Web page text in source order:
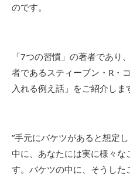
のです。
「7つの習慣」の著者であり
者であるスティーブン・R・
入れる例え話」をご紹介しま
”手元にバケツがあると想定
中に、あなたには実に様々な
す。バケツの中に、そうし